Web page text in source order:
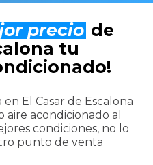
precio de
tu
El Casar de Escalona
acondicionado al
condiciones, no lo
punto de venta